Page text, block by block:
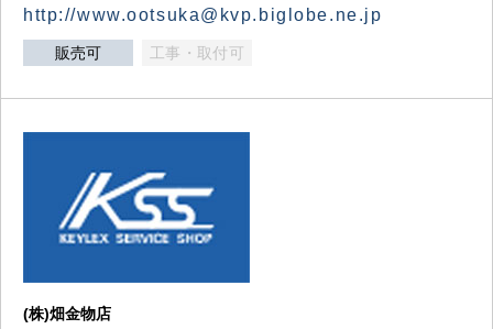
http://www.ootsuka@kvp.biglobe.ne.jp
販売可 工事・取付可
(株)畑金物店